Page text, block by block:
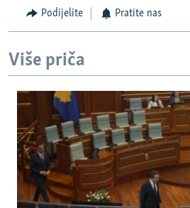
Podijelite Pratite nas
Više priča